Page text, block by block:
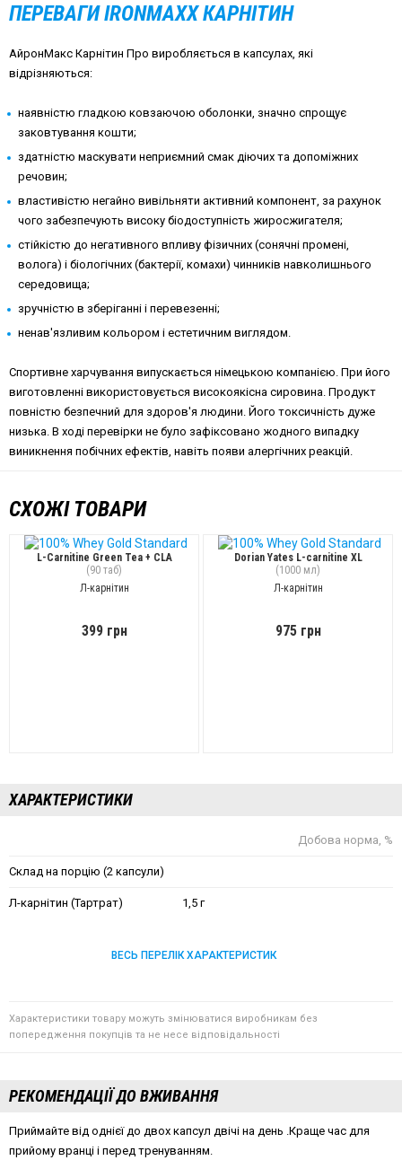
ПЕРЕВАГИ IRONMAXX КАРНІТИН
АйронМакс Карнітин Про виробляється в капсулах, які
відрізняються:
наявністю гладкою ковзаючою оболонки, значно спрощує
заковтування кошти;
здатністю маскувати неприємний смак діючих та допоміжних
речовин;
властивістю негайно вивільняти активний компонент, за рахунок
чого забезпечують високу біодоступність жиросжигателя;
стійкістю до негативного впливу фізичних (сонячні промені,
волога) і біологічних (бактерії, комахи) чинників навколишнього
середовища;
зручністю в зберіганні і перевезенні;
ненав'язливим кольором і естетичним виглядом.
Спортивне харчування випускається німецькою компанією. При його
виготовленні використовується високоякісна сировина. Продукт
повністю безпечний для здоров'я людини. Його токсичність дуже
низька. В ході перевірки не було зафіксовано жодного випадку
виникнення побічних ефектів, навіть появи алергічних реакцій.
СХОЖІ ТОВАРИ
L-Carnitine Green Tea + CLA
(90 таб)
Л-карнітин
399 грн
Dorian Yates L-carnitine XL
(1000 мл)
Л-карнітин
975 грн
ХАРАКТЕРИСТИКИ
Добова норма, %
Склад на порцію (2 капсули)
Л-карнітин (Тартрат) 1,5 г
ВЕСЬ ПЕРЕЛІК ХАРАКТЕРИСТИК
Характеристики товару можуть змінюватися виробникам без
попередження покупців та не несе відповідальності
РЕКОМЕНДАЦІЇ ДО ВЖИВАННЯ
Приймайте від однієї до двох капсул двічі на день .Краще час для
прийому вранці і перед тренуванням.